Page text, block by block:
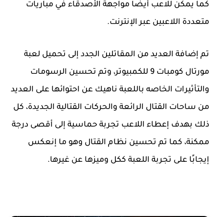
كما يمكن للاعب أيضًا مواجهة الأصدقاء في مباريات
متعددة اللاعبين عبر الإنترنت.
تم إضافة العديد من المقاتلين الجدد إلى تحميل لعبة
مورتال كومبات 9 للكمبيوتر، وتم تحسين الرسومات
والتأثيرات الخاصه باللعبة ناهيك عن احتوائها على العديد
من ساحات القتال الرائعة والحركات القتالية الجديدة، كل
ذلك بهدف إعطاء اللاعب تجربة حماسية إلى أقصى درجة
ممكنة، كما تم تحسين نظام القتال وهو ما إنعكس
إيجابًا على تجربة اللعبة ككل وميزها عن غيرها.